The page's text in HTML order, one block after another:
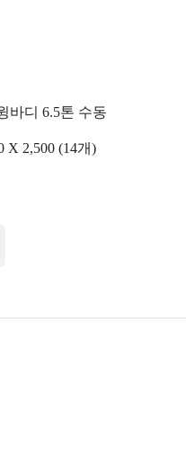
바디 6.5톤 수동
X 2,500 (14개)